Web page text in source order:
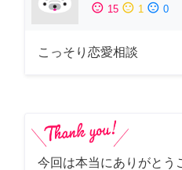
sentiment_satisfied 15 sentiment_neutral 1 sentiment_dissatisfied 0
こっそり恋愛相談
今回は本当にありがとう